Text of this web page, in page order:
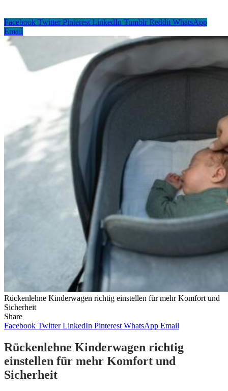
Facebook Twitter Pinterest LinkedIn Tumblr Reddit WhatsApp
Email
Rückenlehne Kinderwagen richtig einstellen für mehr Komfort und
Sicherheit
Share
Facebook Twitter LinkedIn Pinterest WhatsApp Email
Rückenlehne Kinderwagen richtig
einstellen für mehr Komfort und
Sicherheit